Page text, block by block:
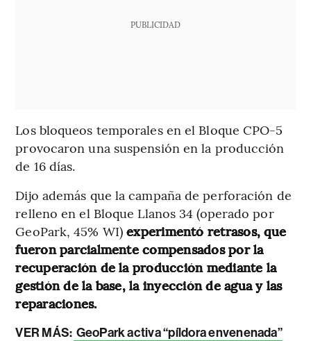
PUBLICIDAD
Los bloqueos temporales en el Bloque CPO-5
provocaron una suspensión en la producción
de 16 días.
Dijo además que la campaña de perforación de
relleno en el Bloque Llanos 34 (operado por
GeoPark, 45% WI)experimentó retrasos, que
fueron parcialmente compensados por la
recuperación de la producción mediante la
gestión de la base, la inyección de agua y las
reparaciones.
VER MÁS: GeoPark activa “píldora envenenada”